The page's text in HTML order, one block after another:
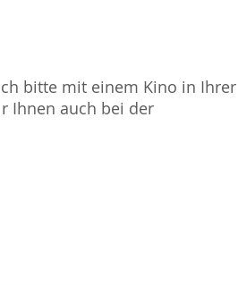
bitte mit einem Kino in Ihrer
Ihnen auch bei der